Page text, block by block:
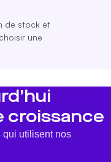
de stock et
une
croissance
qui utilisent nos